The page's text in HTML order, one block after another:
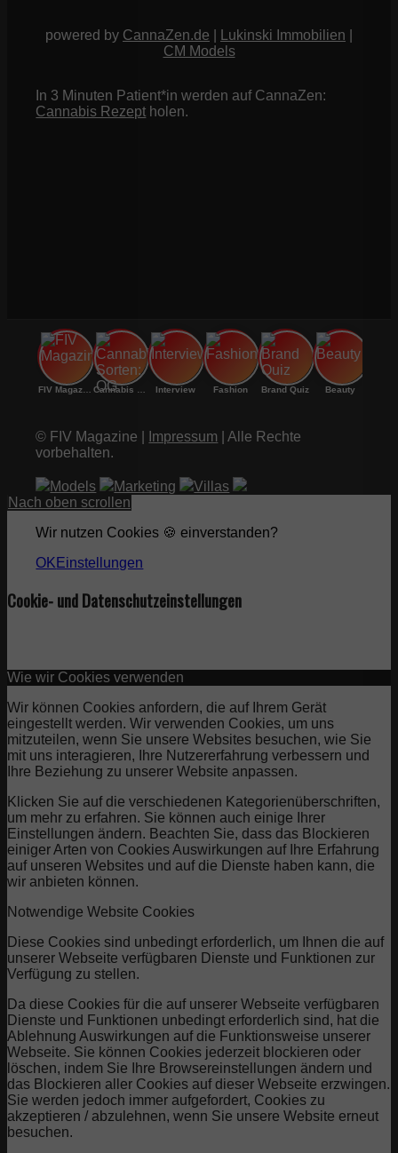
powered by CannaZen.de Lukinski Immobilien
CM Models
In 3 Minuten Patient*in werden auf CannaZen:
Cannabis Rezept holen.
FIV Magazine Cannabis Sorten: OG Interview Fashion Brand Quiz Beauty
© FIV Magazine | Impressum | Alle Rechte
vorbehalten.
Models Marketing
Villas
Nach oben scrollen
Wir nutzen Cookies 🍪 einverstanden?
OK Einstellungen
Cookie- und Datenschutzeinstellungen
Wie wir Cookies verwenden
Wir können Cookies anfordern, die auf Ihrem Gerät
eingestellt werden. Wir verwenden Cookies, um uns
mitzuteilen, wenn Sie unsere Websites besuchen, wie Sie
mit uns interagieren, Ihre Nutzererfahrung verbessern und
Ihre Beziehung zu unserer Website anpassen.
Klicken Sie auf die verschiedenen Kategorienüberschriften,
um mehr zu erfahren. Sie können auch einige Ihrer
Einstellungen ändern. Beachten Sie, dass das Blockieren
einiger Arten von Cookies Auswirkungen auf Ihre Erfahrung
auf unseren Websites und auf die Dienste haben kann, die
wir anbieten können.
Notwendige Website Cookies
Diese Cookies sind unbedingt erforderlich, um Ihnen die auf
unserer Webseite verfügbaren Dienste und Funktionen zur
Verfügung zu stellen.
Da diese Cookies für die auf unserer Webseite verfügbaren
Dienste und Funktionen unbedingt erforderlich sind, hat die
Ablehnung Auswirkungen auf die Funktionsweise unserer
Webseite. Sie können Cookies jederzeit blockieren oder
löschen, indem Sie Ihre Browsereinstellungen ändern und
das Blockieren aller Cookies auf dieser Webseite erzwingen.
Sie werden jedoch immer aufgefordert, Cookies zu
akzeptieren / abzulehnen, wenn Sie unsere Website erneut
besuchen.